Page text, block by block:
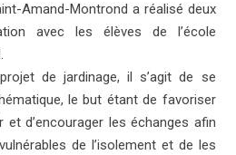
Amand-Montrond a réalisé deux
avec les élèves de l’école
de jardinage, il s’agit de se
le but étant de favoriser
d’encourager les échanges afin
de l’isolement et de les